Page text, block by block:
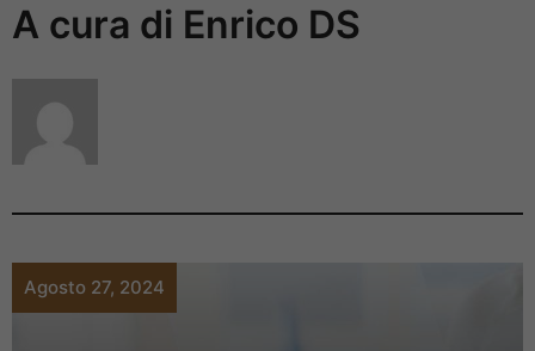
A cura di Enrico DS
Agosto 27, 2024